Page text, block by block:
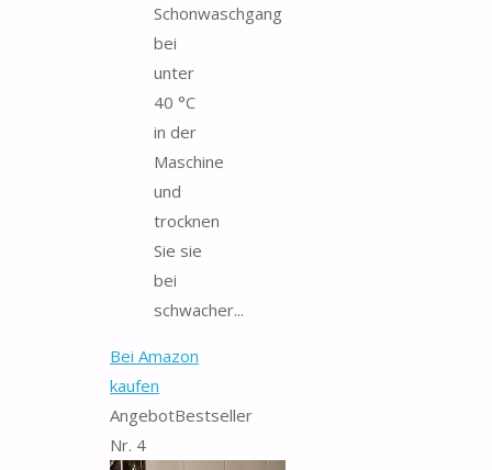
Schonwaschgang
bei
unter
40 °C
in der
Maschine
und
trocknen
Sie sie
bei
schwacher...
Bei Amazon
kaufen
AngebotBestseller
Nr. 4